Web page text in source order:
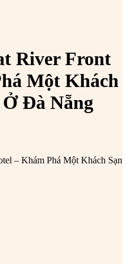
River Front
Một Khách
Đà Nẵng
– Khám Phá Một Khách Sạn